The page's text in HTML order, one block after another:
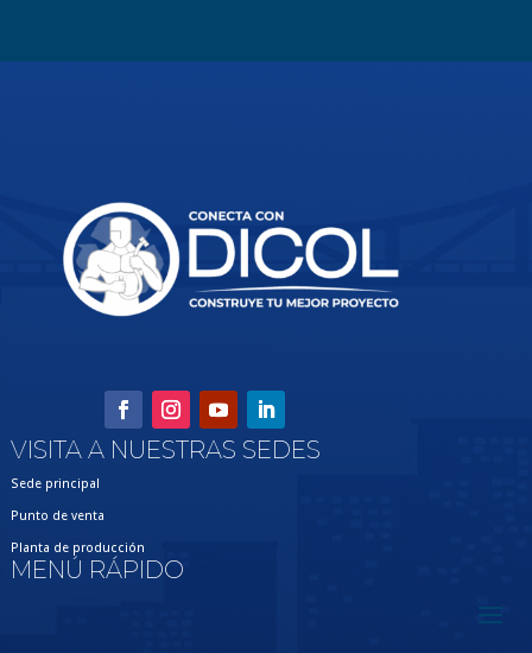
VISITA A NUESTRAS SEDES
Sede principal
Punto de venta
Planta de producción
MENÚ RÁPIDO